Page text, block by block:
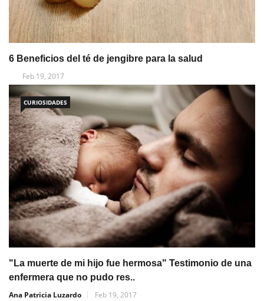
6 Beneficios del té de jengibre para la salud
Feb 19, 2017
CURIOSIDADES
"La muerte de mi hijo fue hermosa" Testimonio de una
enfermera que no pudo res..
Ana Patricia Luzardo
Feb 19, 2017